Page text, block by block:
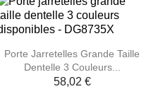
Porte Jarretelles Grande Taille
Dentelle 3 Couleurs...
58,02 €